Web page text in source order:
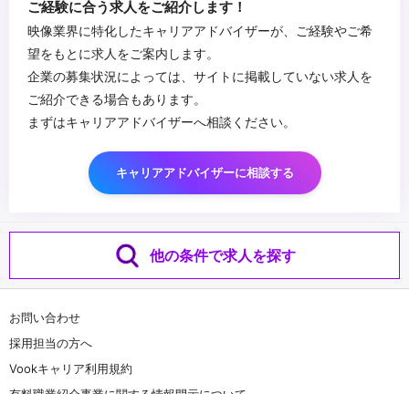
しい技術に興味があり、トライ＆エラーできる方
・監督や撮影監督、美術部門などの各チームとの密な連携が可能で
あること（要コミュニケーションスキル）
・幅広い制作業務に柔軟に対応頂ける方
...
ご経験に合う求人をご紹介します！
映像業界に特化したキャリアアドバイザーが、ご経験やご希
望をもとに求人をご案内します。
企業の募集状況によっては、サイトに掲載していない求人を
ご紹介できる場合もあります。
まずはキャリアアドバイザーへ相談ください。
キャリアアドバイザーに相談する
他の条件で求人を探す
お問い合わせ
採用担当の方へ
Vookキャリア利用規約